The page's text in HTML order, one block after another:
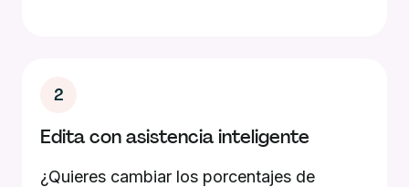
2
Edita con asistencia inteligente
¿Quieres cambiar los porcentajes de